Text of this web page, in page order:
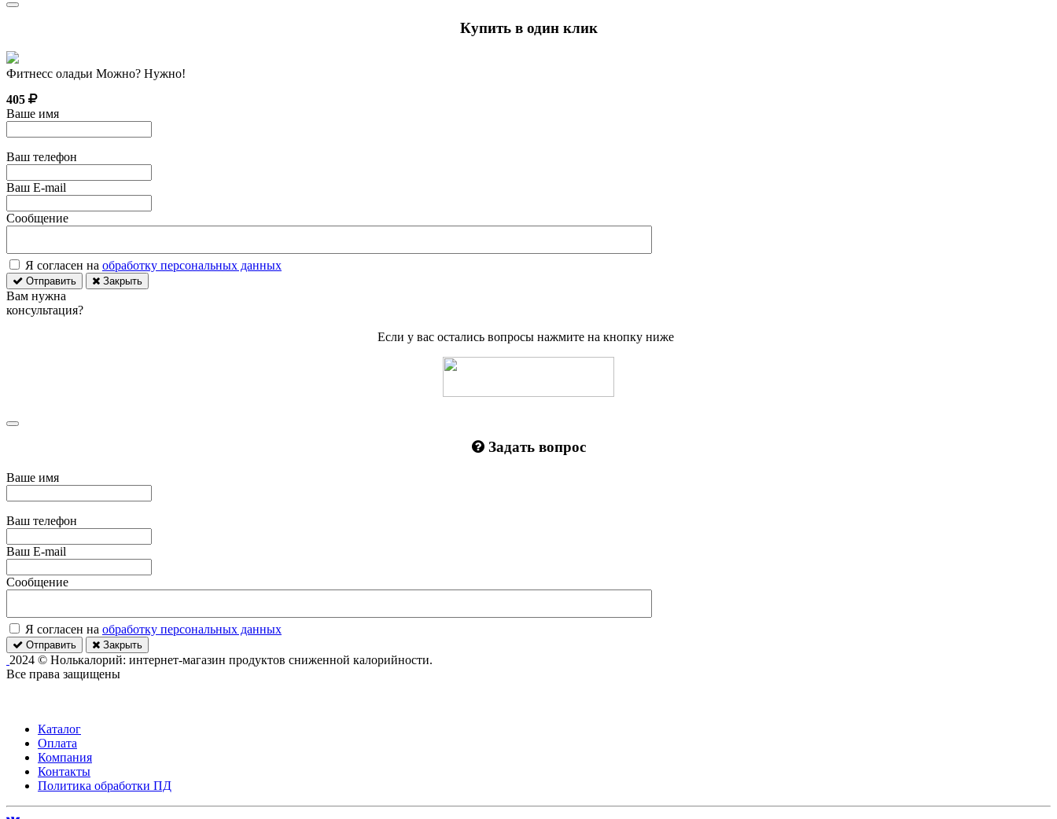
Купить в один клик
Фитнесс оладьи Можно? Нужно!
405
Ваше имя
Ваш телефон
Ваш E-mail
Сообщение
Я согласен на обработку персональных данных
Отправить Закрыть
Вам нужна
консультация?
Если у вас остались вопросы нажмите на кнопку ниже
Задать вопрос
Ваше имя
Ваш телефон
Ваш E-mail
Сообщение
Я согласен на обработку персональных данных
Отправить Закрыть
2024 © Нолькалорий: интернет-магазин продуктов сниженной калорийности.
Все права защищены
Каталог
Оплата
Компания
Контакты
Политика обработки ПД